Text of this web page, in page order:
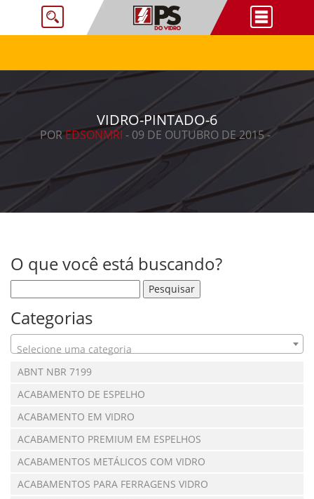
VIDRO-PINTADO-6
POREDSONMRI - 09 DE OUTUBRO DE 2015 -
O que você está buscando?
Categorias
Selecione uma categoria
ABNT NBR 7199
ACABAMENTO DE ESPELHO
ACABAMENTO EM VIDRO
ACABAMENTO PREMIUM EM ESPELHOS
ACABAMENTOS METÁLICOS COM VIDRO
ACABAMENTOS PARA FERRAGENS VIDRO